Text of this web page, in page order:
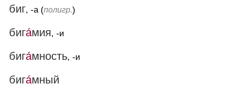
биг, -а (полигр.)
бига́мия, -и
бига́мность, -и
бига́мный